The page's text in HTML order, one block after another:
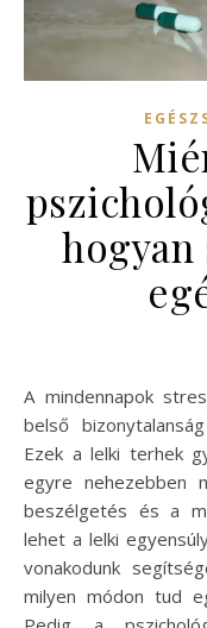
A mindennapok stressze, a váratlan élethelyzetek és a
belső
Ezek a lelki terhek
egyre nehezebben
beszélgetés és a
lehet a lelki
vonakodunk
milyen módon tud